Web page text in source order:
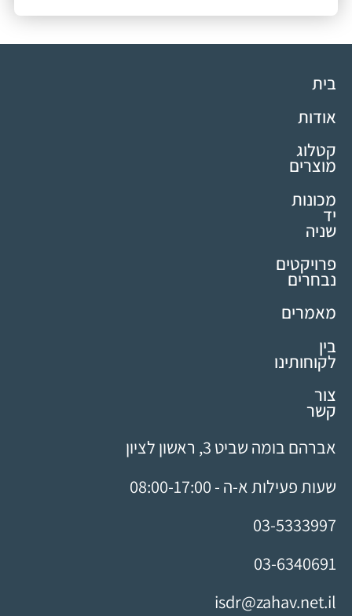
בית
אודות
קטלוג
מוצרים
מכונות
יד
שניה
פרויקטים
נבחרים
מאמרים
בין
לקוחותינו
צור
קשר
אברהם בומה שביט 3, ראשון לציון
שעות פעילות א-ה - 08:00-17:00
03-5333997
03-6340691
isdr@zahav.net.il